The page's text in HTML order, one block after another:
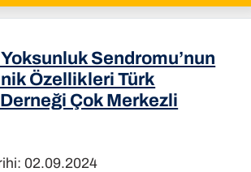
Sendromu’nun
Özellikleri Türk
Çok Merkezli
02.09.2024